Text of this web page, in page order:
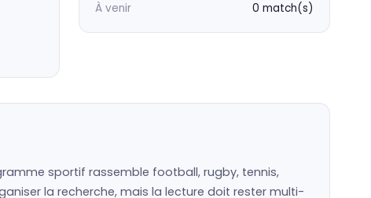
À venir
0 match(s)
sportif rassemble football, rugby, tennis,
la recherche, mais la lecture doit rester multi-